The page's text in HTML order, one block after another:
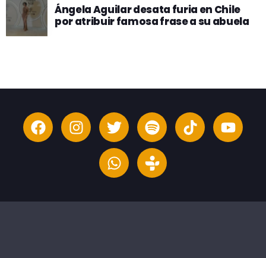
Ángela Aguilar desata furia en Chile
por atribuir famosa frase a su abuela